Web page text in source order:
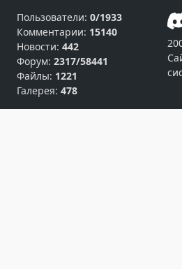
Пользователи: 0/1933
Комментарии: 15140
Новости: 442
Форум: 2317/58441
Файлы: 1221
Галерея: 478